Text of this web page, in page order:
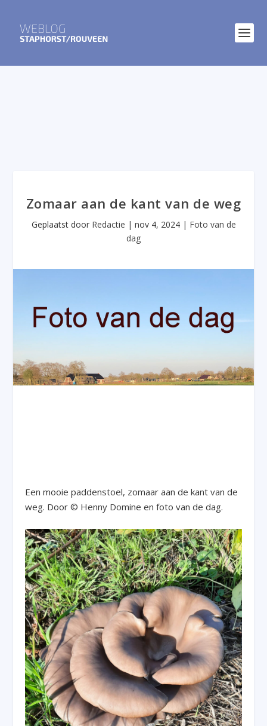
Zomaar aan de kant van de weg
Geplaatst door Redactie | nov 4, 2024| Foto van de
dag
Een mooie paddenstoel, zomaar aan de kant van de
weg. Door © Henny Domine en foto van de dag.